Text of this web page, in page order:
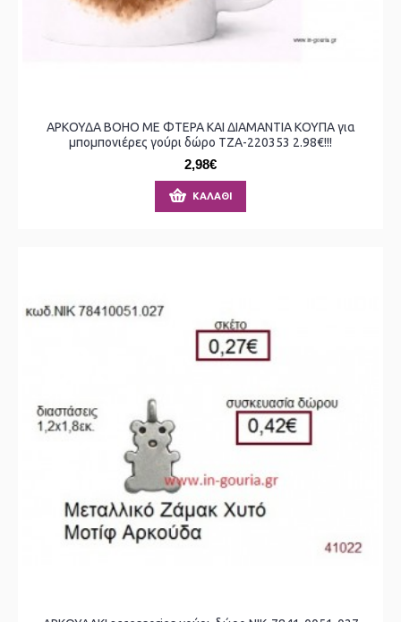
ΑΡΚΟΥΔΑ BOHO ΜΕ ΦΤΕΡΑ ΚΑΙ ΔΙΑΜΑΝΤΙΑ ΚΟΥΠΑ για
μπομπονιέρες γούρι δώρο ΤΖΑ-220353 2.98€!!!
2,98€
ΚΑΛΆΘΙ